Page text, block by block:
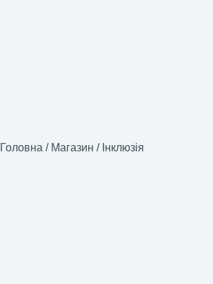
Головна / Магазин / Інклюзія